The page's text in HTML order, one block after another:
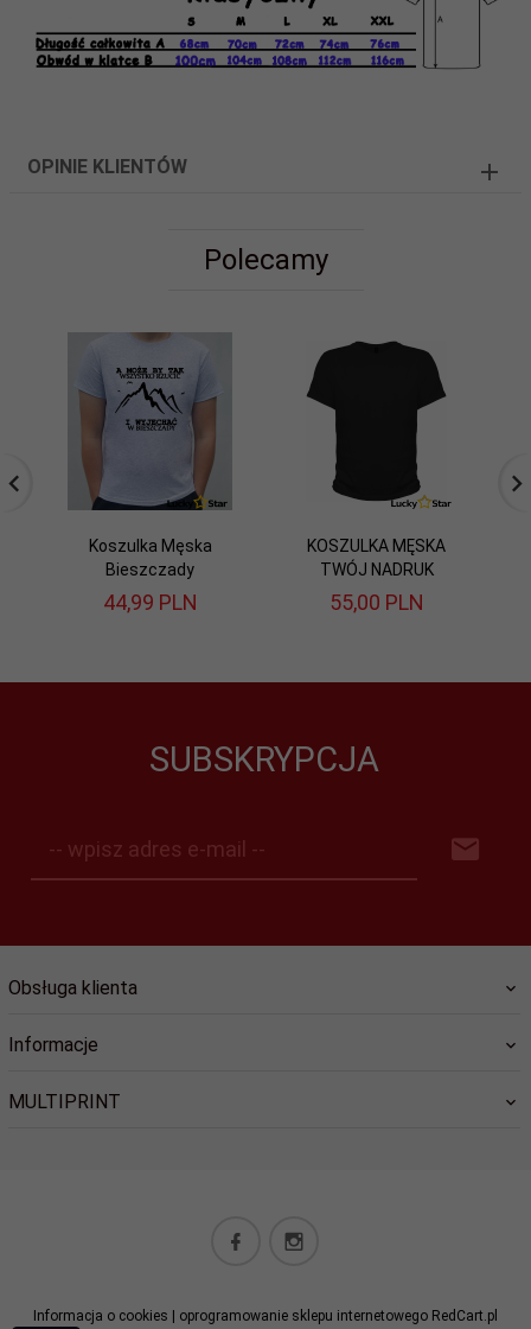
OPINIE KLIENTÓW
Polecamy
Koszulka Męska
Bieszczady
44,99 PLN
KOSZULKA MĘSKA
TWÓJ NADRUK
55,00 PLN
SUBSKRYPCJA
-- wpisz adres e-mail --
Obsługa klienta
Informacje
MULTIPRINT
Informacja o cookies oprogramowanie sklepu internetowego RedCart.pl